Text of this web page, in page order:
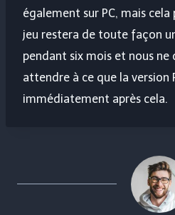
également sur PC, mais
jeu restera de toute façon
pendant six mois et nous ne
attendre à ce que la version
immédiatement après cela.